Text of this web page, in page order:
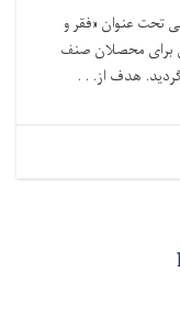
تحت عنوان «فقر و
برای محصلان صنف
هدف از. . .